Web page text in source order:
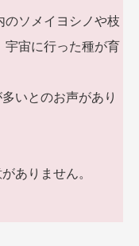
のソメイヨシノや枝
宇宙に行った種が育
いとのお声があり
ありません。